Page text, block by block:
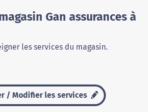
Gan assurances à
les services du magasin.
/ Modifier les services